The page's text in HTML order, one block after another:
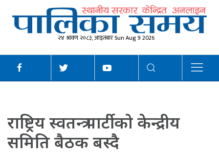
२४ श्रावण २०८३, आइतबार Sun Aug 9 2026
राष्ट्रिय स्वतन्त्र पार्टीको केन्द्रीय
समिति बैठक बस्दै